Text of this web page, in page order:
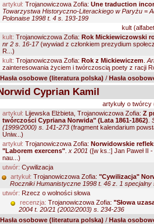
artykuł: Trojanowiczowa Zofia: Une traduction
Towarzystwa Historyczno-Literackiego w Paryżu =
Polonaise 1998 t. 4 s. 193-199
kult
kult: Trojanowiczowa Zofia: Rok Mickiewiczowski
nr 2 s. 16-17(wywiad z członkiem prezydium
R...)
kult: Trojanowiczowa Zofia: Rok z Mickiewiczem
zainteresowania życiem i twórczoscią poety z racji
Hasła osobowe (literatura polska) / Hasła
Cyprian Kamil
artykuły o twórcy
artykuł: Lijewska Elżbieta, Trojanowiczowa Zofia: Z
twórczości Cypriana Norwida" (Lata 1861-1862)
(1999/2000) s. 141-273 (fragment kalendarium
Uniw...)
artykuł: Trojanowiczowa Zofia: Norwidowskie
"Laborem exercens" x 2001 ([w ks.:] Jan Paweł II -
nau...)
utwór: Cywilizacja
artykuł: Trojanowiczowa Zofia: "Cywilizacja"
Roczniki Humanistyczne 1998 t. 46 z. 1 specjalny
utwór: Rzecz o wolności słowa
recenzja: Trojanowiczowa Zofia: "Słowa
2004 t. 20/21 (2002/2003) s. 234-236
Hasła osobowe (literatura polska) / Hasła